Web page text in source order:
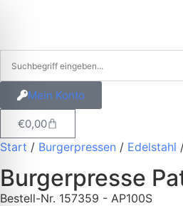
Mein Konto
€0,00
Start / Burgerpressen / Edelstahl
Burgerpresse
Bestell-Nr. 157359 - AP100S